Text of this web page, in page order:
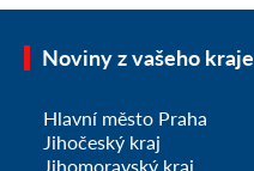
Noviny z vašeho kraje
Hlavní město Praha
Jihočeský kraj
Jihomoravský kraj